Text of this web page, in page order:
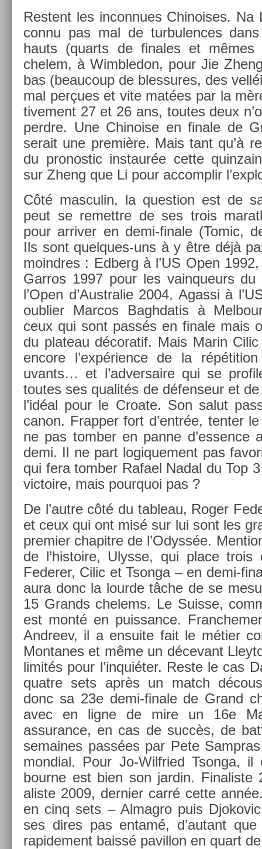
Re­stent les in­con­nues Chinoises.
connu pas mal de tur­bul­ences
hauts (quarts de fin­ales et mêmes
chelem, à Wimbledon, pour Jie
bas (be­aucoup de bles­sures, des
mal perçues et vite matées par la
tive­ment 27 et 26 ans, toutes deux
per­dre. Une Chino­ise en fin­ale de
serait une première. Mais tant qu’à
du pro­nos­tic in­staur­ée cette
sur Zheng que Li pour ac­complir
Côté mas­culin, la ques­tion est de
peut se re­mettre de ses trois
pour ar­riv­er en demi-finale (Tomic,
Ils sont quelques-uns à y être déjà
moindres : Ed­berg à l’US Open
Garros 1997 pour les vain­queurs
l’Open d’Australie 2004, Agas­si à
oub­li­er Mar­cos Baghdatis à
ceux qui sont passés en fin­ale mais
du plateau décoratif. Mais Marin
en­core l’expéri­ence de la
uvants… et l’ad­versaire qui se
toutes ses qualités de défen­seur et de
l’idéal pour le Croate. Son salut
canon. Frapp­er fort d’entrée, tent­er
ne pas tomb­er en panne d’ess­ence
demi. Il ne part logique­ment pas
qui fera tomb­er Rafael Nadal du Top
vic­toire, mais pour­quoi pas ?
De l’autre côté du tab­leau, Roger
et ceux qui ont misé sur lui sont les
pre­mi­er chapit­re de l’Odyssée.
de l’his­toire, Ulys­se, qui place
Feder­er, Cilic et Tson­ga – en demi-
aura donc la lour­de tâche de se
15 Grands chelems. Le Suis­se,
est monté en puis­sance.
An­dreev, il a en­suite fait le métier
Mon­tanes et même un décevant
limités pour l’inquiéter. Reste le cas
quat­re sets après un match
donc sa 23e demi-finale de Grand
avec en ligne de mire un 16e
assurance, en cas de succès, de
semaines passées par Pete
mon­di­al. Pour Jo-Wilfried Tson­ga,
bour­ne est bien son jar­din.
alis­te 2009, de­rni­er carré cette
en cinq sets – Al­mag­ro puis Djokovic
ses dires pas entamé, d’autant
rapide­ment baissé pavil­lon en quart